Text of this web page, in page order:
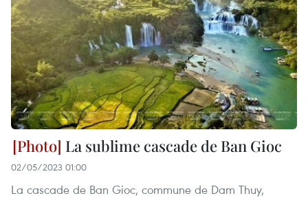
La sublime cascade de Ban Gioc
02/05/2023 01:00
La cascade de Ban Gioc, commune de Dam Thuy,